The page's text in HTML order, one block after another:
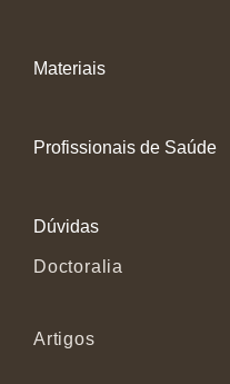
Materiais
Profissionais de Saúde
Dúvidas
Doctoralia
Artigos